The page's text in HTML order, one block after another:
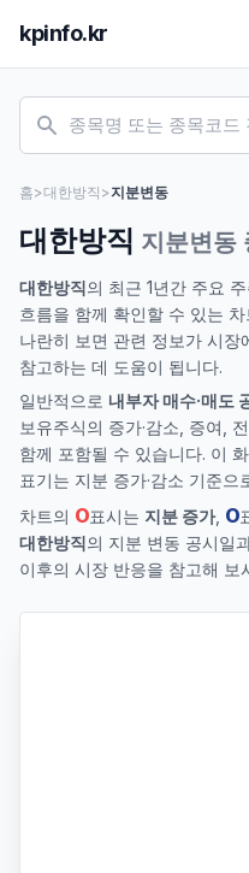
kpinfo.kr
홈>대한방직 >지분변동
대한방직 지분변동
대한방직의 최근 1년간 주요
흐름을 함께 확인할 수 있는
나란히 보면 관련 정보가 시장
참고하는 데 도움이 됩니다.
일반적으로 내부자 매수·매도
보유주식의 증가·감소, 증여,
함께 포함될 수 있습니다. 이
표기는 지분 증가·감소 기준으
차트의 O표시는 지분 증가, O
대한방직의 지분 변동 공시일
이후의 시장 반응을 참고해 보